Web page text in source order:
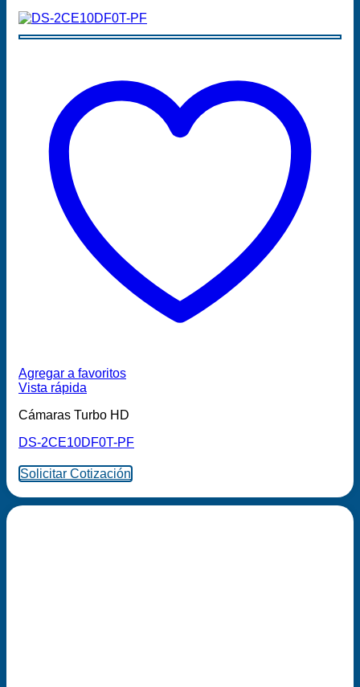
Agregar a favoritos
Vista rápida
Cámaras Turbo HD
DS-2CE10DF0T-PF
Solicitar Cotización